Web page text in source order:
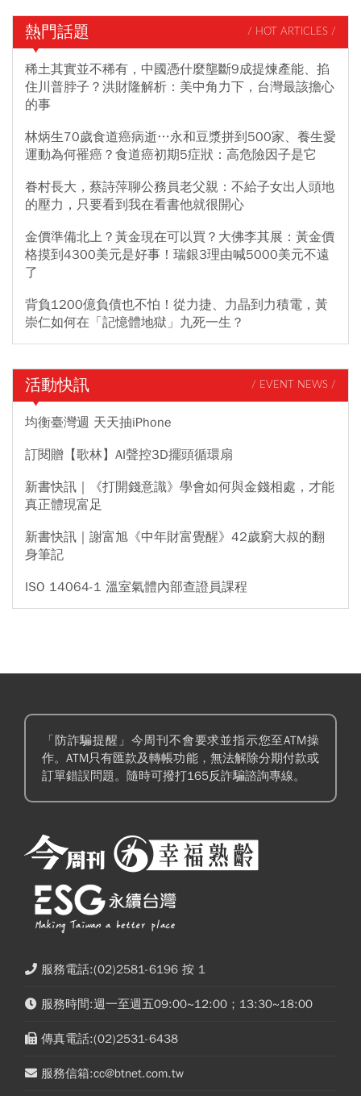
惡感。享受的同時仍提醒，垃圾食物吃太多對身體有害，記得回歸
健康飲食，才能讓身體維持平衡。許多業者也趁這一波推出限定優
惠，繼光香香雞、肯德基、麥當勞、拿坡里、漢堡王、摩斯漢堡等
還有哪些優惠？《今周刊》整理限時美味懶人包，一次掌握。
熱門話題 / HOT ARTICLES /
稀土其實並不稀有，中國憑什麼壟斷9成提煉產能、掐
住川普脖子？洪財隆解析：美中角力下，台灣最該擔心
的事
林炳生70歲食道癌病逝…永和豆漿拼到500家、養生愛
運動為何罹癌？食道癌初期5症狀：高危險因子是它
眷村長大，蔡詩萍聊公務員老父親：不給子女出人頭地
的壓力，只要看到我在看書他就很開心
金價準備北上？黃金現在可以買？大佛李其展：黃金價
格摸到4300美元是好事！瑞銀3理由喊5000美元不遠
了
背負1200億負債也不怕！從力捷、力晶到力積電，黃
崇仁如何在「記憶體地獄」九死一生？
活動快訊 / EVENT NEWS /
均衡臺灣週 天天抽iPhone
訂閱贈【歌林】AI聲控3D擺頭循環扇
新書快訊｜《打開錢意識》學會如何與金錢相處，才能
真正體現富足
新書快訊｜謝富旭《中年財富覺醒》42歲窮大叔的翻
身筆記
ISO 14064-1 溫室氣體內部查證員課程
「防詐騙提醒」今周刊不會要求並指示您至ATM操
作。ATM只有匯款及轉帳功能，無法解除分期付款或
訂單錯誤問題。隨時可撥打165反詐騙諮詢專線。
服務電話:(02)2581-6196 按 1
服務時間:週一至週五09:00~12:00；13:30~18:00
傳真電話:(02)2531-6438
服務信箱:cc@btnet.com.tw